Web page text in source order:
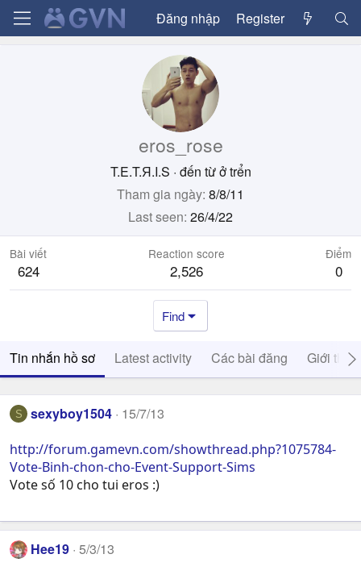
Đăng nhập Register
eros_rose
T.E.T.Я.I.S · đến từở trển
Tham gia ngày 8/8/11
Last seen 26/4/22
Bài viết
624
Reaction score
2,526
Điểm
0
Find
Tin nhắn hồ sơ Latest activity Các bài đăng Giới thiệu
S sexyboy1504 15/7/13
http://forum.gamevn.com/showthread.php?1075784-
Vote-Binh-chon-cho-Event-Support-Sims
Vote số 10 cho tui eros :)
Hee19 5/3/13